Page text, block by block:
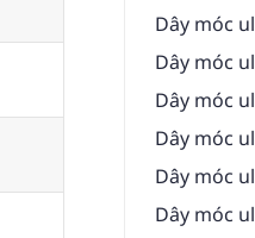
Dây móc
Dây móc
Dây móc
Dây móc
Dây móc
Dây móc